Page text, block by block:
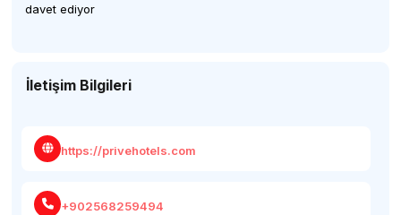
davet ediyor
İletişim Bilgileri
https://privehotels.com
+902568259494